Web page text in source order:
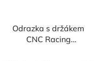
Odrazka s držákem
CNC Racing